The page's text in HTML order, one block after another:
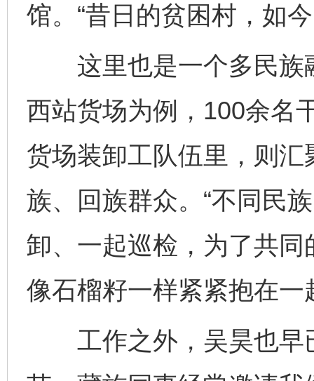
馆。“昔日的贫困村，如
这里也是一个多民族
西站货场为例，100余名
货场装卸工队伍里，则
族、回族群众。“不同民
卸、一起巡检，为了共
像石榴籽一样紧紧抱在一
工作之外，吴昊也早